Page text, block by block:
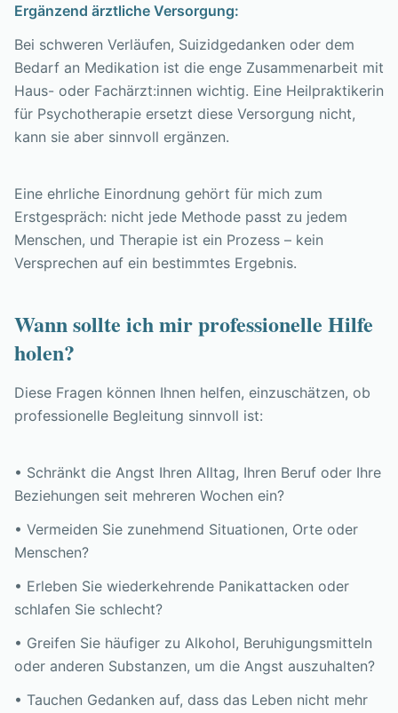
Ergänzend ärztliche Versorgung:
Bei schweren Verläufen, Suizidgedanken oder dem
Bedarf an Medikation ist die enge Zusammenarbeit mit
Haus- oder Fachärzt:innen wichtig. Eine Heilpraktikerin
für Psychotherapie ersetzt diese Versorgung nicht,
kann sie aber sinnvoll ergänzen.
Eine ehrliche Einordnung gehört für mich zum
Erstgespräch: nicht jede Methode passt zu jedem
Menschen, und Therapie ist ein Prozess – kein
Versprechen auf ein bestimmtes Ergebnis.
Wann sollte ich mir professionelle Hilfe
holen?
Diese Fragen können Ihnen helfen, einzuschätzen, ob
professionelle Begleitung sinnvoll ist:
• Schränkt die Angst Ihren Alltag, Ihren Beruf oder Ihre
Beziehungen seit mehreren Wochen ein?
• Vermeiden Sie zunehmend Situationen, Orte oder
Menschen?
• Erleben Sie wiederkehrende Panikattacken oder
schlafen Sie schlecht?
• Greifen Sie häufiger zu Alkohol, Beruhigungsmitteln
oder anderen Substanzen, um die Angst auszuhalten?
• Tauchen Gedanken auf, dass das Leben nicht mehr